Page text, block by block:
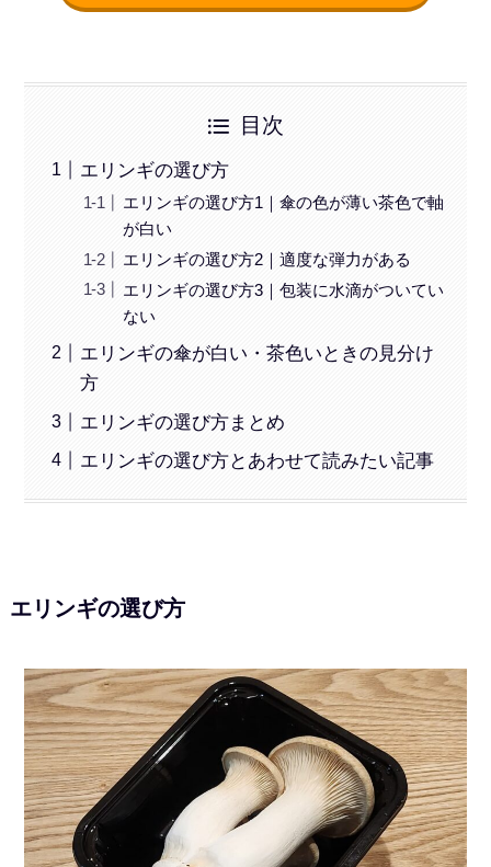
目次
エリンギの選び方
エリンギの選び方1｜傘の色が薄い茶色で軸
が白い
エリンギの選び方2｜適度な弾力がある
エリンギの選び方3｜包装に水滴がついてい
ない
エリンギの傘が白い・茶色いときの見分け
方
エリンギの選び方まとめ
エリンギの選び方とあわせて読みたい記事
エリンギの選び方